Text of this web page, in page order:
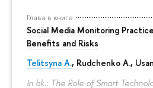
Глава в книге
Social Media Monitoring
Benefits and Risks
Telitsyna A., Rudchenko A.,
In bk.: The Role of Smart